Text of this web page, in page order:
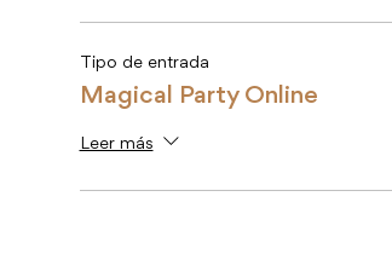
Tipo de entrada
Magical Party Online
Leer más